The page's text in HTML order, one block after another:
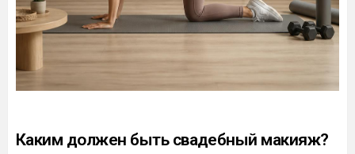
Каким должен быть свадебный макияж?